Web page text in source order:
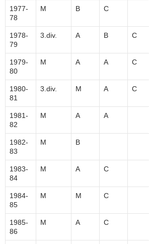
1977-
78
M B C
1978-
79
3.div. A B C
1979-
80
M A A C
1980-
81
3.div. M A C
1981-
82
M A A
1982-
83
M B
1983-
84
M A C
1984-
85
M M C
1985-
86
M A C